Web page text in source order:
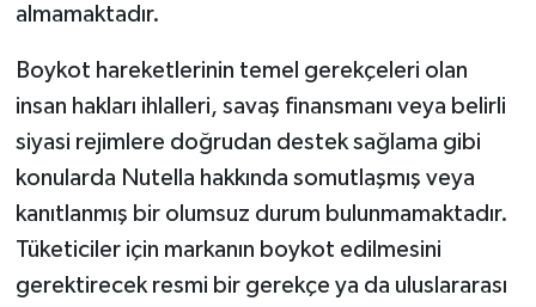
almamaktadır.
Boykot hareketlerinin temel gerekçeleri olan
insan hakları ihlalleri, savaş finansmanı veya belirli
siyasi rejimlere doğrudan destek sağlama gibi
konularda Nutella hakkında somutlaşmış veya
kanıtlanmış bir olumsuz durum bulunmamaktadır.
Tüketiciler için markanın boykot edilmesini
gerektirecek resmi bir gerekçe ya da uluslararası